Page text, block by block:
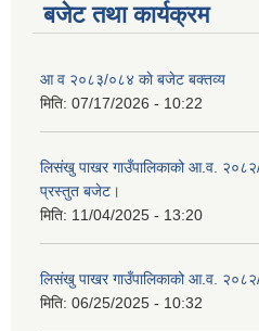
बजेट तथा कार्यक्रम
आ व २०८३/०८४ काे बजेट बक्तव्य
मिति: 07/17/2026 - 10:22
लिसंखु पाखर गाउँपालिकाको आ.व.
प्रस्तुत बजेट।
मिति: 11/04/2025 - 13:20
लिसंखु पाखर गाउँपालिकाको आ.व. २०८२/
मिति: 06/25/2025 - 10:32